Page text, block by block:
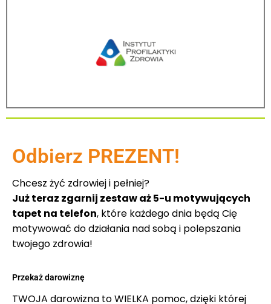
Odbierz PREZENT!
Chcesz żyć zdrowiej i pełniej?
Już teraz zgarnij zestaw aż 5-u motywujących
tapet na telefon, które każdego dnia będą Cię
motywować do działania nad sobą i polepszania
twojego zdrowia!
Przekaż darowiznę
TWOJA darowizna to WIELKA pomoc, dzięki której